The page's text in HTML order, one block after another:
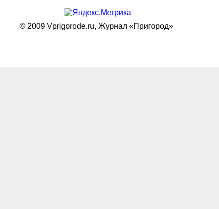
© 2009 Vprigorode.ru, Журнал «Пригород»